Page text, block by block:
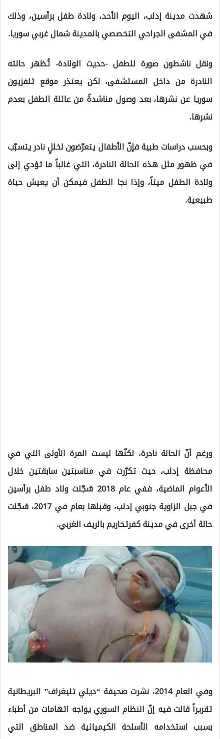
شهدت مدينة إدلب، اليوم الأحد، ولادة طفل برأسين، وذلك
في المشفى الجراحي التخصصي بالمدينة شمال غربي سوريا.
ونقل ناشطون صورة للطفل -حديث الولادة- تُظهر حالته
النادرة من داخل المستشفى، لكن يعتذر موقع تلفزيون
سوريا عن نشرها، بعد وصول مناشدةً من عائلة الطفل بعدم
نشرها.
وبحسب دراسات طبية فإنّ الأطفال يتعرّضون لخللٍ نادر يتسبّب
في ظهور مثل هذه الحالة النادرة، التي غالباً ما تؤدي إلى
ولادة الطفل ميتاً، وإذا نجا الطفل فيمكن أن يعيش حياة
طبيعية.
ورغم أنّ الحالة نادرة، لكنّها ليست المرة الأولى التي في
محافظة إدلب، حيث تكرّرت في مناسبتين سابقتين خلال
الأعوام الماضية، ففي عام 2018 سُجّلت ولاد طفل برأسين
في جبل الزاوية جنوبي إدلب، وقبلها بعام في 2017، سُجّلت
حالة أخرى في مدينة كفرتخاريم بالريف الغربي.
وفي العام 2014، نشرت صحيفة “ديلي تليغراف” البريطانية
تقريراً قالت فيه إنّ النظام السوري يواجه اتهامات من أطباء
بسبب استخدامه الأسلحة الكيميائية ضد المناطق التي